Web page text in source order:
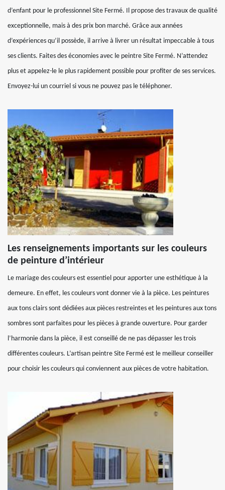
d’enfant pour le professionnel Site Fermé. Il propose des travaux de qualité
exceptionnelle, mais à des prix bon marché. Grâce aux années
d’expériences qu’il possède, il arrive à livrer un résultat impeccable à tous
ses clients. Faites des économies avec le peintre Site Fermé. N’attendez
plus et appelez-le le plus rapidement possible pour profiter de ses services.
Envoyez-lui un courriel si vous ne pouvez pas le téléphoner.
Les renseignements importants sur les couleurs
de peinture d’intérieur
Le mariage des couleurs est essentiel pour apporter une esthétique à la
demeure. En effet, les couleurs vont donner vie à la pièce. Les peintures
aux tons clairs sont dédiées aux pièces restreintes et les peintures aux tons
sombres sont parfaites pour les pièces à grande ouverture. Pour garder
l’harmonie dans la pièce, il est conseillé de ne pas dépasser les trois
différentes couleurs. L’artisan peintre Site Fermé est le meilleur conseiller
pour choisir les couleurs qui conviennent aux pièces de votre habitation.